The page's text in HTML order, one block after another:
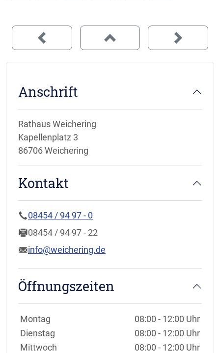
Anschrift
Rathaus Weichering
Kapellenplatz 3
86706 Weichering
Kontakt
08454 / 94 97 - 0
08454 / 94 97 - 22
info@weichering.de
Öffnungszeiten
Wochentage / Monate
Öffnungszeiten / Hinweise
Montag
08:00 - 12:00 Uhr
Dienstag
08:00 - 12:00 Uhr
Mittwoch
08:00 - 12:00 Uhr